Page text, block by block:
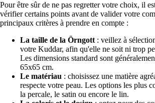
Pour être sûr de ne pas regretter votre choix, il
vérifier certains points avant de valider votre
principaux critères à prendre en compte :
La taille de la Örngott : veillez à
votre Kuddar, afin qu'elle ne soit ni trop
Les dimensions standard sont
65x65 cm.
Le matériau : choisissez une matière
respecte votre peau. Les options les plus
la percale, le satin ou encore le lin.